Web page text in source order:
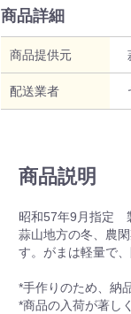
商品詳細
商品提供元
配送業者
商品説明
昭和57年9月指定
蒜山地方の冬、農
す。がまは軽量で
*手作りのため、納
*商品の入荷が著し